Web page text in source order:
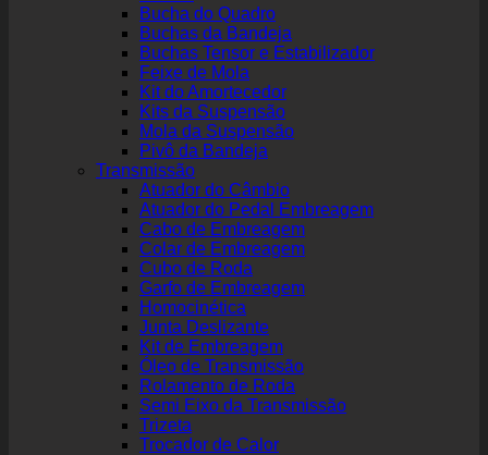
Bucha do Quadro
Buchas da Bandeja
Buchas Tensor e Estabilizador
Feixe de Mola
Kit do Amortecedor
Kits da Suspensão
Mola da Suspensão
Pivô da Bandeja
Transmissão
Atuador do Câmbio
Atuador do Pedal Embreagem
Cabo de Embreagem
Colar de Embreagem
Cubo de Roda
Garfo de Embreagem
Homocinética
Junta Deslizante
Kit de Embreagem
Óleo de Transmissão
Rolamento de Roda
Semi Eixo da Transmissão
Trizeta
Trocador de Calor